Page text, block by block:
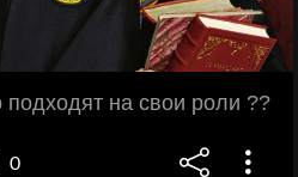
подходят на свои роли ??
0